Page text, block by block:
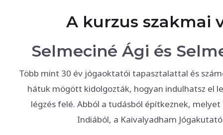
A kurzus szakmai
Selmeciné Ági és
Több mint 30 év jógaoktatói tapasztalattal és
hátuk mögött kidolgozták, hogyan indulhatsz el
légzés felé. Abból a tudásból építkeznek,
Indiából, a Kaivalyadham